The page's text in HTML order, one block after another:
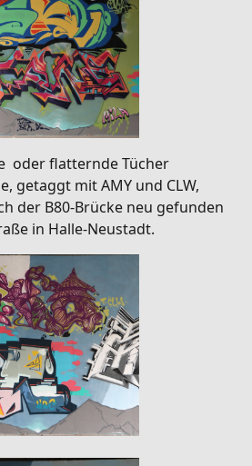
oder flatternde Tücher
getaggt mit AMY und CLW,
der B80-Brücke neu gefunden
in Halle-Neustadt.